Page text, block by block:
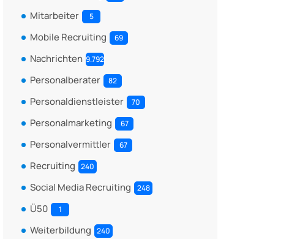
Mitarbeiter 5
Mobile Recruiting 69
Nachrichten 9.792
Personalberater 82
Personaldienstleister 70
Personalmarketing 67
Personalvermittler 67
Recruiting 240
Social Media Recruiting 248
Ü50 1
Weiterbildung 240